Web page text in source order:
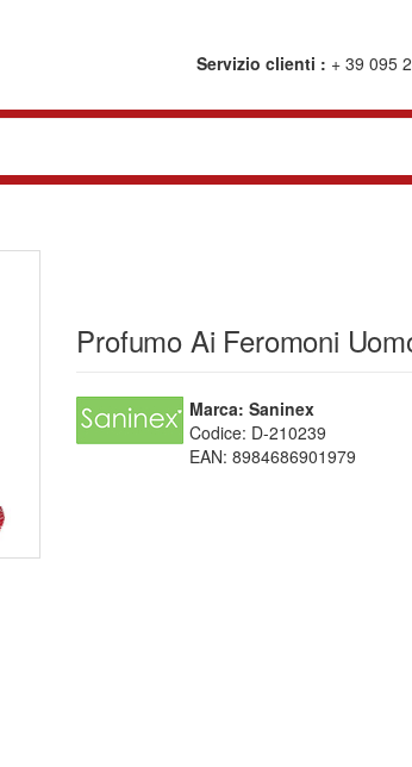
Servizio clienti : + 39 095
Profumo Ai Feromoni
Marca: Saninex
Codice: D-210239
EAN:8984686901979